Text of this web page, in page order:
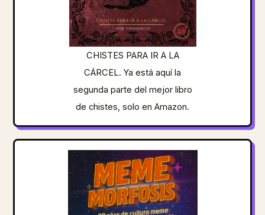
CHISTES PARA IR A LA
CÁRCEL. Ya está aquí la
segunda parte del mejor libro
de chistes, solo en Amazon.